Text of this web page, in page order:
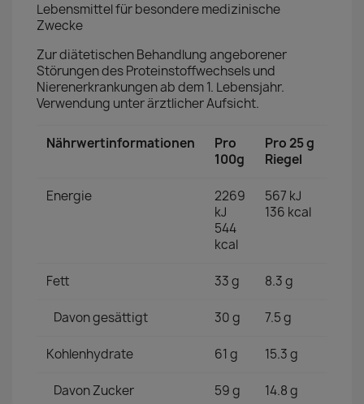
Lebensmittel für besondere medizinische
Zwecke
Zur diätetischen Behandlung angeborener
Störungen des Proteinstoffwechsels und
Nierenerkrankungen ab dem 1. Lebensjahr.
Verwendung unter ärztlicher Aufsicht.
Nährwertinformationen
Pro
100g
Pro 25 g
Riegel
Energie
2269
kJ
544
kcal
567 kJ
136 kcal
Fett 33 g 8.3 g
Davon gesättigt 30 g 7.5 g
Kohlenhydrate 61 g 15.3 g
Davon Zucker 59 g 14.8 g